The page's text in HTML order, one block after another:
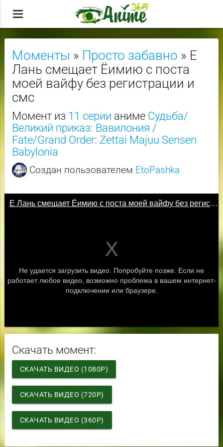
menu
Моменты » Просто забавно » Е
Лань смещает Ёимию с поста
моей вайфу без регистрации и
смс
Момент из 11 серии аниме Судьба/
Великий приказ: Вавилония /
Fate/Grand Order: Zettai Majuu Sensen
Babylonia
Создан пользователем EtoPashka
Скачать момент:
СКАЧАТЬ ВИДЕО (1080P)
СКАЧАТЬ ВИДЕО (720P)
СКАЧАТЬ ВИДЕО (360P)